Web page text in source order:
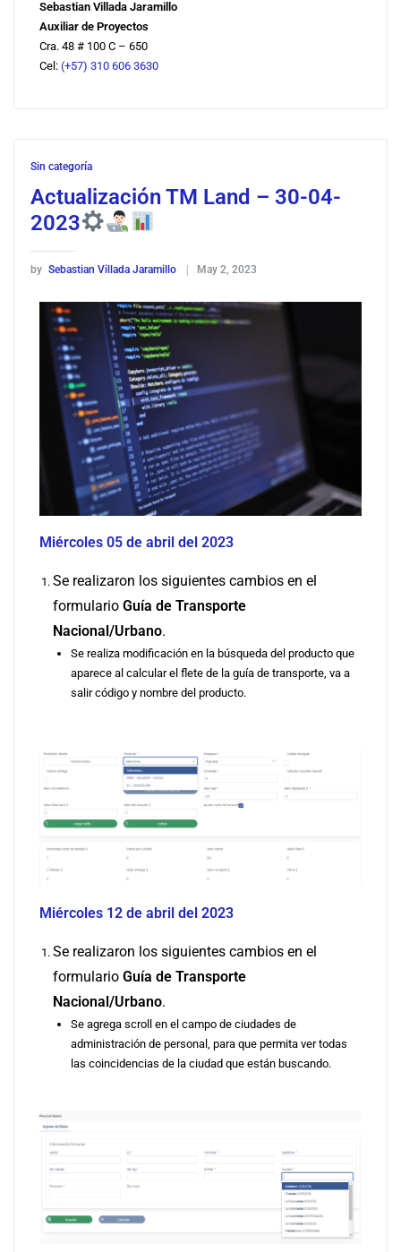
Sebastian Villada Jaramillo
Auxiliar de Proyectos
Cra. 48 # 100 C – 650
Cel: (+57) 310 606 3630
Sin categoría
Actualización TM Land – 30-04-
2023
by Sebastian Villada Jaramillo May 2, 2023
Miércoles 05 de abril del 2023
Se realizaron los siguientes cambios en el
formulario Guía de Transporte
Nacional/Urbano.
Se realiza modificación en la búsqueda del producto que
aparece al calcular el flete de la guía de transporte, va a
salir código y nombre del producto.
Miércoles 12 de abril del 2023
Se realizaron los siguientes cambios en el
formulario Guía de Transporte
Nacional/Urbano.
Se agrega scroll en el campo de ciudades de
administración de personal, para que permita ver todas
las coincidencias de la ciudad que están buscando.